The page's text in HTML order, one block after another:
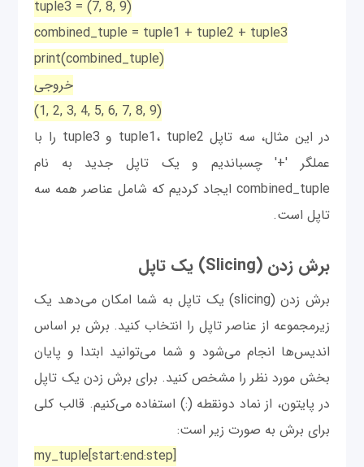
tuple3 = (7, 8, 9)
combined_tuple = tuple1 + tuple2 + tuple3
print(combined_tuple)
خروجی
(1, 2, 3, 4, 5, 6, 7, 8, 9)
در این مثال، سه تاپل tuple1، tuple2 و tuple3 را با
عملگر '+' چسباندیم و یک تاپل جدید به نام
combined_tuple ایجاد کردیم که شامل عناصر همه سه
تاپل است.
برش زدن (Slicing) یک تاپل
برش زدن (slicing) یک تاپل به شما امکان می‌دهد یک
زیرمجموعه از عناصر تاپل را انتخاب کنید. برش بر اساس
اندیس‌ها انجام می‌شود و شما می‌توانید ابتدا و پایان
بخش مورد نظر را مشخص کنید. برای برش زدن یک تاپل
در پایتون، از نماد دونقطه (:) استفاده می‌کنیم. قالب کلی
برای برش به صورت زیر است:
my_tuple[start:end:step]